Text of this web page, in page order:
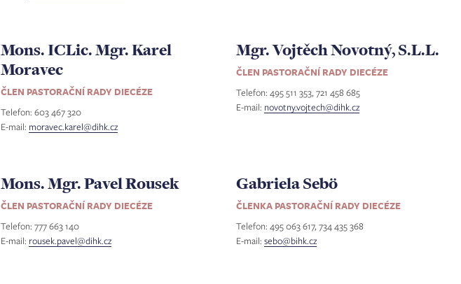
Mons. ICLic. Mgr. Karel
Moravec
ČLEN PASTORAČNÍ RADY DIECÉZE
Telefon: 603 467 320
E-mail: moravec.karel@dihk.cz
Mgr. Vojtěch Novotný, S.L.L.
ČLEN PASTORAČNÍ RADY DIECÉZE
Telefon: 495 511 353, 721 458 685
E-mail: novotny.vojtech@dihk.cz
Mons. Mgr. Pavel Rousek
ČLEN PASTORAČNÍ RADY DIECÉZE
Telefon: 777 663 140
E-mail: rousek.pavel@dihk.cz
Gabriela Sebö
ČLENKA PASTORAČNÍ RADY DIECÉZE
Telefon: 495 063 617, 734 435 368
E-mail: sebo@bihk.cz